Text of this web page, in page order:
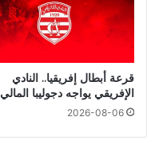
قرعة أبطال إفريقيا.. النادي
الإفريقي يواجه دجوليبا المالي
2026-08-06